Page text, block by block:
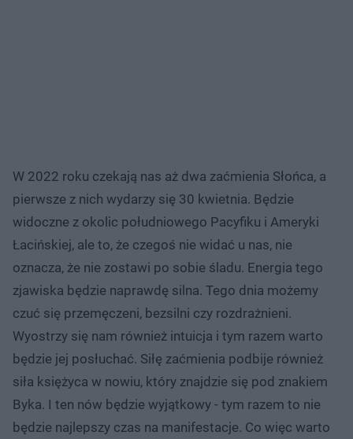
W 2022 roku czekają nas aż dwa zaćmienia Słońca, a
pierwsze z nich wydarzy się 30 kwietnia. Będzie
widoczne z okolic południowego Pacyfiku i Ameryki
Łacińskiej, ale to, że czegoś nie widać u nas, nie
oznacza, że nie zostawi po sobie śladu. Energia tego
zjawiska będzie naprawdę silna. Tego dnia możemy
czuć się przemęczeni, bezsilni czy rozdrażnieni.
Wyostrzy się nam również intuicja i tym razem warto
będzie jej posłuchać. Siłę zaćmienia podbije również
siła księżyca w nowiu, który znajdzie się pod znakiem
Byka. I ten nów będzie wyjątkowy - tym razem to nie
będzie najlepszy czas na manifestacje. Co więc warto